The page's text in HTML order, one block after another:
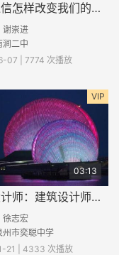
光纤通信怎样改变我们的世界(一)
谢崇进
涧二中
07 | 7774 次播放
VIP
03:13
建筑设计师：建筑设计师的工作日常是什么样的？
徐志宏
州市奕聪中学
21 | 4333 次播放